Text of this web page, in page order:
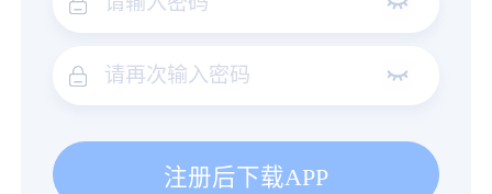
注册后下载APP